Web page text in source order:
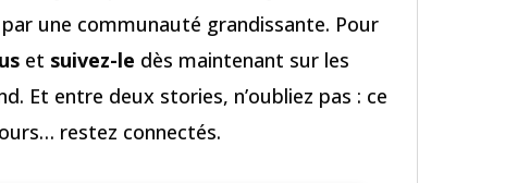
une communauté grandissante. Pour
et suivez-le dès maintenant sur les
Et entre deux stories, n’oubliez pas : ce
restez connectés.